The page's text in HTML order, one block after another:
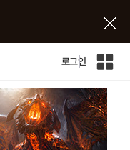
로그인
인
전
체
사
이
트